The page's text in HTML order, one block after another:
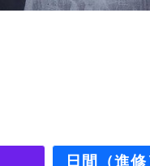
日間（進